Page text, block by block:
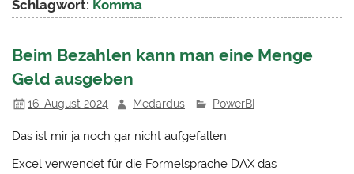
Schlagwort: Komma
Beim Bezahlen kann man eine Menge
Geld ausgeben
16. August 2024 Medardus PowerBI
Das ist mir ja noch gar nicht aufgefallen:
Excel verwendet für die Formelsprache DAX das